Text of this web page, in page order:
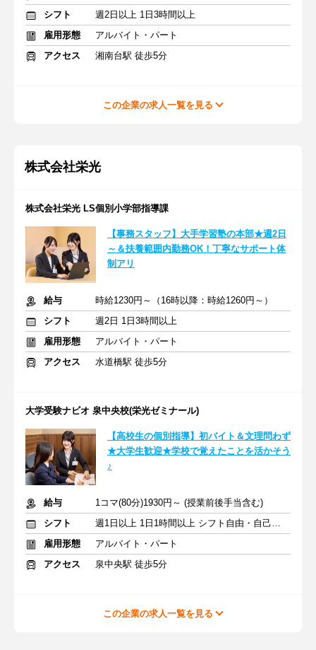
シフト
週2日以上 1日3時間以上
雇用形態
アルバイト・パート
アクセス
湘南台駅 徒歩5分
この企業の求人一覧を見る
株式会社栄光
株式会社栄光 LS個別小学部指導課
【事務スタッフ】大手学習塾の本部★週2日
～＆扶養範囲内勤務OK！丁寧なサポート体
制アリ
給与
時給1230円～（16時以降：時給1260円～）
シフト
週2日 1日3時間以上
雇用形態
アルバイト・パート
アクセス
水道橋駅 徒歩5分
大学受験ナビオ 泉中央校(栄光ゼミナール)
【高校生の個別指導】初バイト＆文理問わず
★大学生歓迎★学校で覚えたことを活かそう
♪
給与
1コマ(80分)1930円～ (授業前後手当含む)
シフト
週1日以上 1日1時間以上 シフト自由・自己申告
雇用形態
アルバイト・パート
アクセス
泉中央駅 徒歩5分
この企業の求人一覧を見る